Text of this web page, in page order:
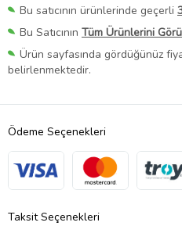
Bu satıcının ürünlerinde geçerli
Bu Satıcının Tüm Ürünlerini
Ürün sayfasında gördüğünüz
belirlenmektedir.
Ödeme Seçenekleri
Taksit Seçenekleri